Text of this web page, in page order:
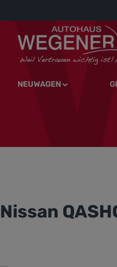
NEUWAGEN
Nissan